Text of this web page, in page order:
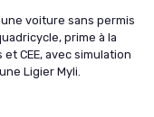
voiture sans permis
prime à la
CEE, avec simulation
Ligier Myli.